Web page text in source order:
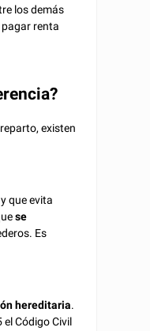
los demás
renta
existen
que evita
se
Es
hereditaria.
el Código Civil